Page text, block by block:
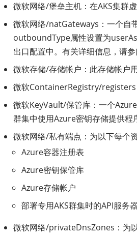
微软网络/堡垒主机：在AKS集群
微软网络/natGateways：一个自
outboundType属性设置为
出口配置中。有关详细信息，请
微软存储/存储帐户：此存储帐户
微软ContainerRegistry/registers
微软KeyVault/保管库：一个
群集中使用Azure密钥存储提供程
微软网络/私有端点：为以下每个
Azure容器注册表
Azure密钥保管库
Azure存储帐户
部署专用AKS群集时的API服务器
微软网络/privateDnsZones：为